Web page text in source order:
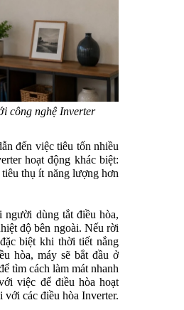
công nghệ Inverter
đến việc tiêu tốn nhiều
hoạt động khác biệt:
thụ ít năng lượng hơn
dùng tắt điều hòa,
độ bên ngoài. Nếu rời
biệt khi thời tiết nắng
hòa, máy sẽ bắt đầu ở
tìm cách làm mát nhanh
việc để điều hòa hoạt
các điều hòa Inverter.